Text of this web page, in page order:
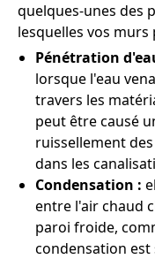
quelques-unes des
lesquelles vos
Pénétration
lorsque l'eau
travers les
peut être causé
ruissellement
dans les
Condensation :
entre l'air chaud
paroi froide,
condensation